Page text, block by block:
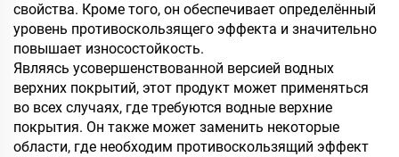
свойства. Кроме того, он обеспечивает определённый
уровень противоскользящего эффекта и значительно
повышает износостойкость.
Являясь усовершенствованной версией водных
верхних покрытий, этот продукт может применяться
во всех случаях, где требуются водные верхние
покрытия. Он также может заменить некоторые
области, где необходим противоскользящий эффект